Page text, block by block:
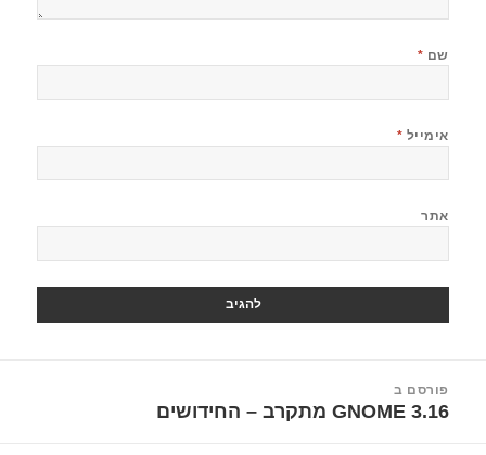
שם *
אימייל *
אתר
פורסם ב
GNOME 3.16 מתקרב – החידושים